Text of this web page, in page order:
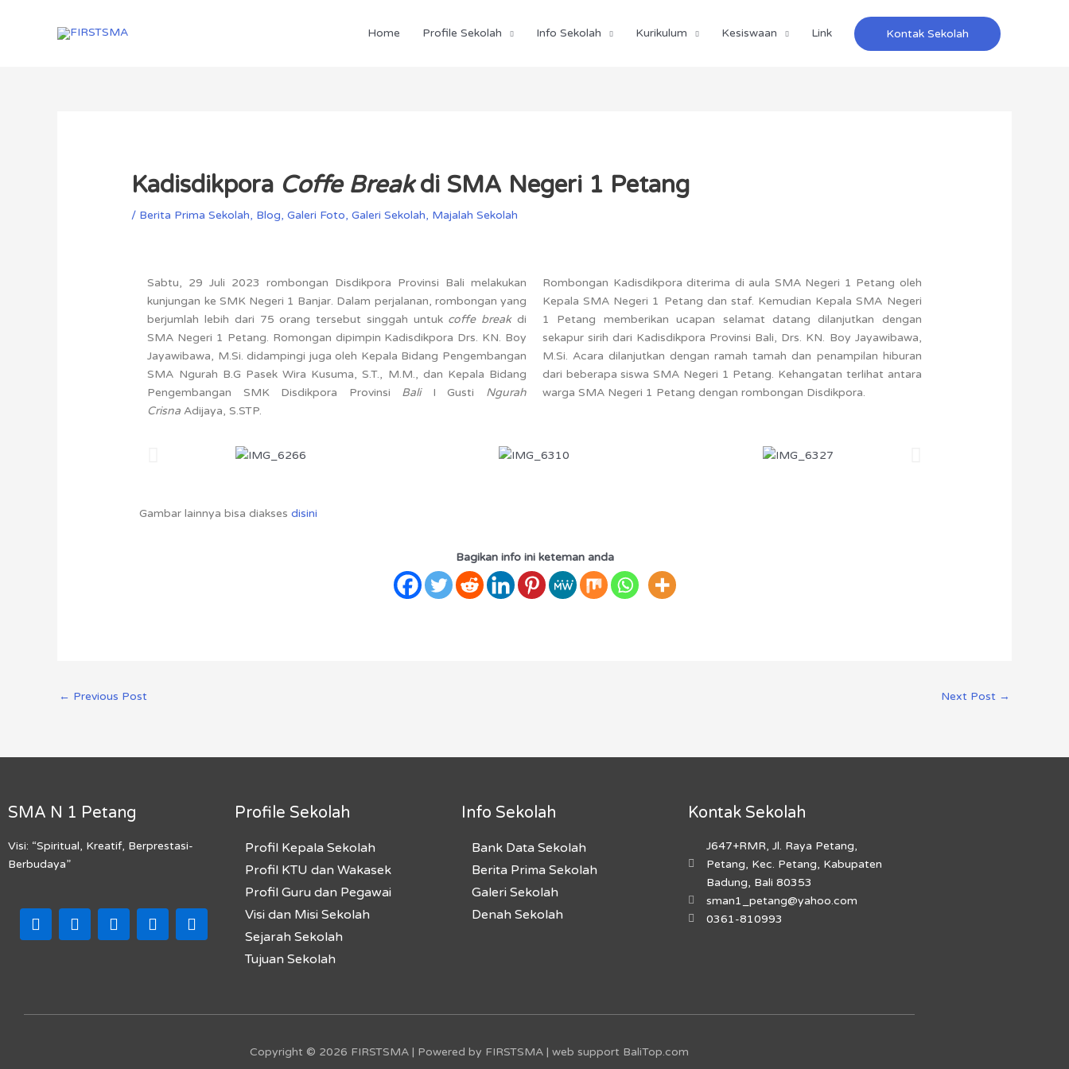
Home Profile Sekolah Info Sekolah Kurikulum Kesiswaan Link Kontak Sekolah
Kadisdikpora Coffe Breakdi SMA Negeri 1 Petang
/ Berita Prima Sekolah, Blog,Galeri Foto,Galeri Sekolah, Majalah Sekolah
Sabtu, 29 Juli 2023 rombongan Disdikpora Provinsi Bali melakukan
kunjungan ke SMK Negeri 1 Banjar. Dalam perjalanan, rombongan yang
berjumlah lebih dari 75 orang tersebut singgah untuk coffe breakdi
SMA Negeri 1 Petang. Romongan dipimpin Kadisdikpora Drs. KN. Boy
Jayawibawa, M.Si. didampingi juga oleh Kepala Bidang Pengembangan
SMA Ngurah B.G Pasek Wira Kusuma, S.T., M.M., dan Kepala Bidang
Pengembangan SMK Disdikpora Provinsi BaliI Gusti Ngurah
Crisna Adijaya, S.STP.
Rombongan Kadisdikpora diterima di aula SMA Negeri 1 Petang oleh
Kepala SMA Negeri 1 Petang dan staf. Kemudian Kepala SMA Negeri
1 Petang memberikan ucapan selamat datang dilanjutkan dengan
sekapur sirih dari Kadisdikpora Provinsi Bali, Drs. KN. Boy Jayawibawa,
M.Si. Acara dilanjutkan dengan ramah tamah dan penampilan hiburan
dari beberapa siswa SMA Negeri 1 Petang. Kehangatan terlihat antara
warga SMA Negeri 1 Petang dengan rombongan Disdikpora.
Gambar lainnya bisa diaksesdisini
Bagikan info ini keteman anda
← Previous Post Next Post →
SMA N 1 Petang
Visi: “Spiritual, Kreatif, Berprestasi-
Berbudaya”
F
a
o
I
n
r
T
i
Y
o
e
M
a
r
Profile Sekolah
Profil Kepala Sekolah
Profil KTU dan Wakasek
Profil Guru dan Pegawai
Visi dan Misi Sekolah
Sejarah Sekolah
Tujuan Sekolah
Info Sekolah
Bank Data Sekolah
Berita Prima Sekolah
Galeri Sekolah
Denah Sekolah
Kontak Sekolah
J647+RMR, Jl. Raya Petang,
Petang, Kec. Petang, Kabupaten
Badung, Bali 80353
sman1_petang@yahoo.com
0361-810993
Copyright © 2026 FIRSTSMA | Powered by FIRSTSMA | web support BaliTop.com